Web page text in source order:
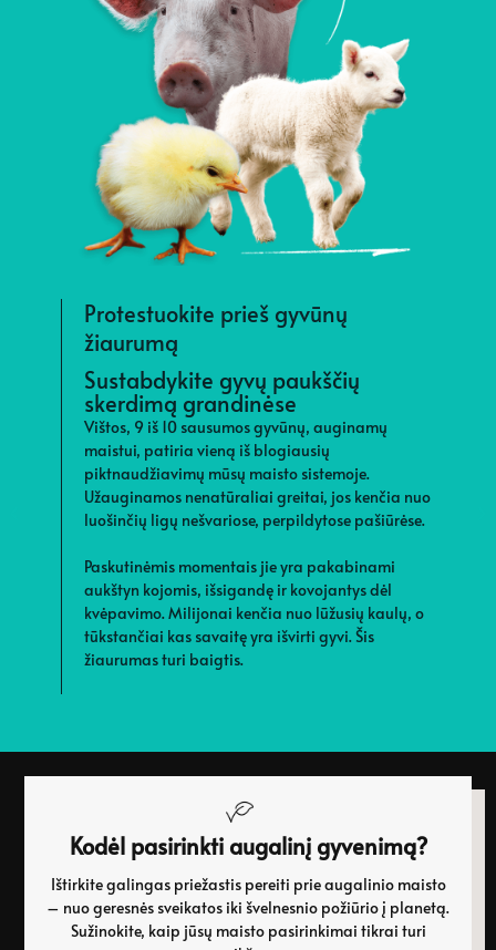
Protestuokite prieš gyvūnų
žiaurumą
Sustabdykite gyvų paukščių
skerdimą grandinėse
Vištos, 9 iš 10 sausumos gyvūnų, auginamų
maistui, patiria vieną iš blogiausių
piktnaudžiavimų mūsų maisto sistemoje.
Užauginamos nenatūraliai greitai, jos kenčia nuo
luošinčių ligų nešvariose, perpildytose pašiūrėse.
Paskutinėmis momentais jie yra pakabinami
aukštyn kojomis, išsigandę ir kovojantys dėl
kvėpavimo. Milijonai kenčia nuo lūžusių kaulų, o
tūkstančiai kas savaitę yra išvirti gyvi. Šis
žiaurumas turi baigtis.
Kodėl pasirinkti augalinį gyvenimą?
Ištirkite galingas priežastis pereiti prie augalinio maisto
– nuo geresnės sveikatos iki švelnesnio požiūrio į planetą.
Sužinokite, kaip jūsų maisto pasirinkimai tikrai turi